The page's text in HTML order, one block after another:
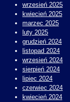
wrzesień 2025
kwiecień 2025
marzec 2025
luty 2025
grudzień 2024
listopad 2024
wrzesień 2024
sierpień 2024
lipiec 2024
czerwiec 2024
kwiecień 2024